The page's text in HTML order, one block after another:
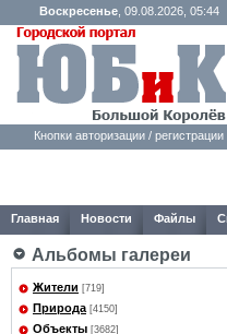
Воскресенье, 09.08.2026, 05:44
Кнопки авторизации / регистрации
Главная Новости Файлы
Альбомы галереи
Жители [719]
Природа [4150]
Объекты [3682]